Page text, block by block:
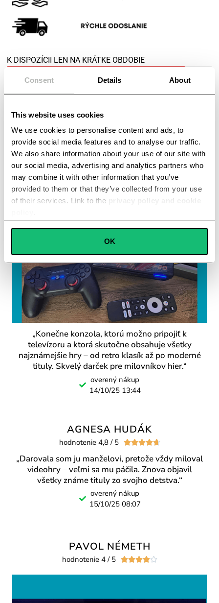
Consent Details About
This website uses cookies
We use cookies to personalise content and ads, to
provide social media features and to analyse our traffic.
We also share information about your use of our site with
our social media, advertising and analytics partners who
may combine it with other information that you’ve
provided to them or that they’ve collected from your use
of their services. Link to the
privacy policy and cookie
Preferences
Marketing
OK
K DISPOZÍCII LEN NA KRÁTKE OBDOBIE
Objednať Propagáciu Teraz
+9978 spokojní zákazníci
JAN NAGYOVÁ
„Konečne konzola, ktorú možno pripojiť k
televízoru a ktorá skutočne obsahuje všetky
najznámejšie hry – od retro klasík až po moderné
tituly. Skvelý darček pre milovníkov hier.“
overený nákup
14/10/25 13:44
AGNESA HUDÁK
hodnotenie 4,8 / 5 
„Darovala som ju manželovi, pretože vždy miloval
videohry – veľmi sa mu páčila. Znova objavil
všetky známe tituly zo svojho detstva.“
overený nákup
15/10/25 08:07
PAVOL NÉMETH
hodnotenie 4 / 5 